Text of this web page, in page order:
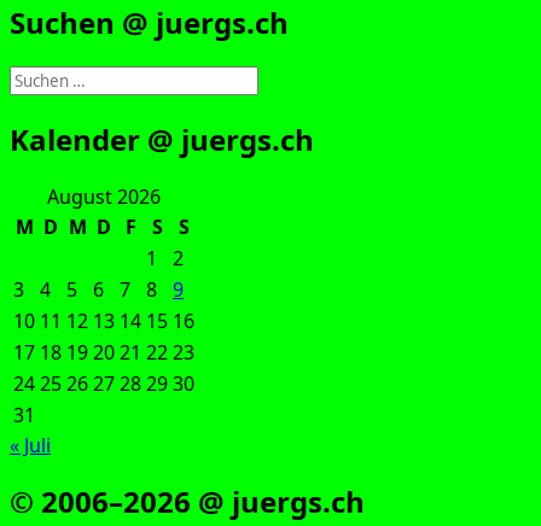
Suchen @ juergs.ch
Suchen
nach:
Kalender @ juergs.ch
August 2026
M D M D F S
S
1
2
3 4 5 6 7 8 9
10 11 12 13 14 15 16
17 18 192021 2223
24252627282930
31
« Juli
© 2006–2026 @ juergs.ch